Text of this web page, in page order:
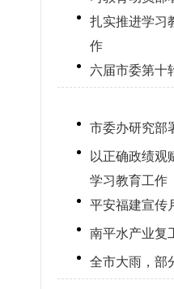
扎实推进学习
作
六届市委第十
市委办研究部
以正确政绩观
学习教育工作
平安福建宣传
南平水产业复
全市大雨，部